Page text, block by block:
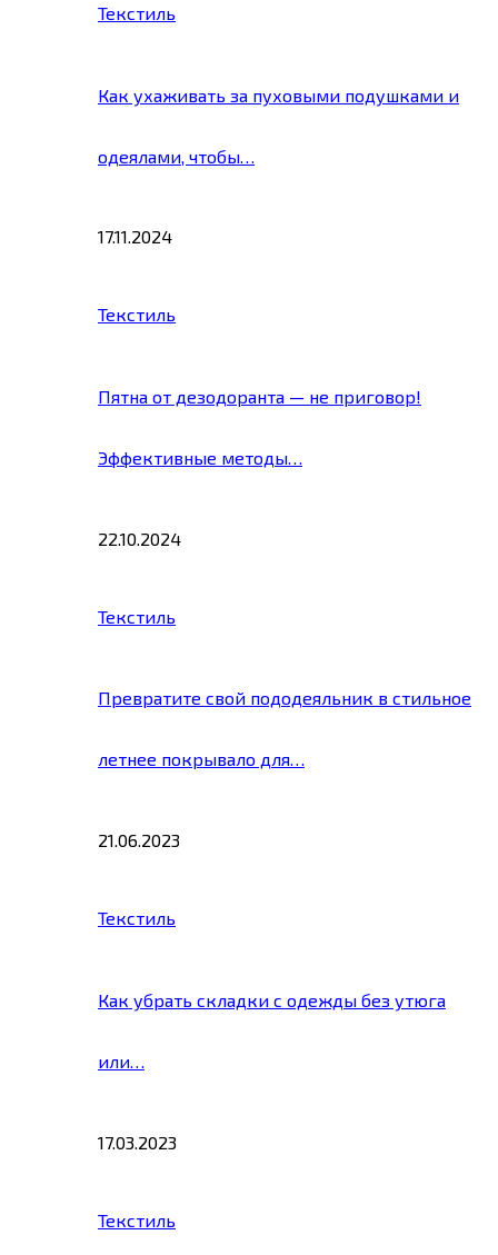
Текстиль
Как ухаживать за пуховыми подушками и
одеялами, чтобы…
17.11.2024
Текстиль
Пятна от дезодоранта — не приговор!
Эффективные методы…
22.10.2024
Текстиль
Превратите свой пододеяльник в стильное
летнее покрывало для…
21.06.2023
Текстиль
Как убрать складки с одежды без утюга
или…
17.03.2023
Текстиль